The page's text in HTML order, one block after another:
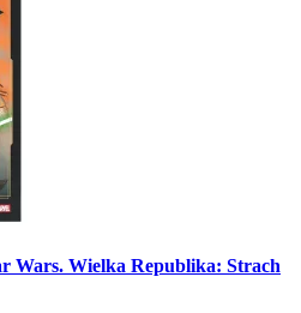
Wars. Wielka Republika: Strach